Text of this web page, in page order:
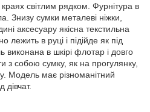
світлим рядком. Фурнітура в
Знизу сумки металеві ніжки,
аксесуару якісна текстильна
лежить в руці і підійде як під
виконана в шкірі флотар і довго
з собою сумку, як на прогулянку,
Модель має різноманітний
дівчат.